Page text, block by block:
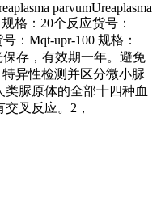
parvumUreaplasma
格：20个反应货号：
：Mqt-upr-100 规格：
存，有效期一年。避免
异性检测并区分微小脲
脲原体的全部十四种血
叉反应。2，